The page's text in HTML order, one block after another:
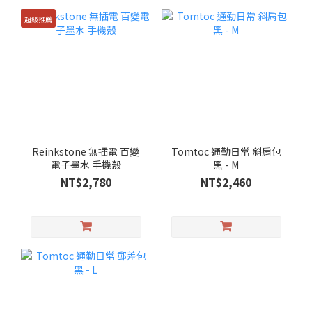
超級推薦
Reinkstone 無插電 百變
電子墨水 手機殼
NT$2,780
Tomtoc 通勤日常 斜肩包
黑 - M
NT$2,460